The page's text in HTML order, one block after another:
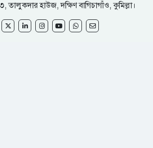
তালুকদার হাউজ, দক্ষিণ বাগিচাগাঁও, কুমিল্লা।